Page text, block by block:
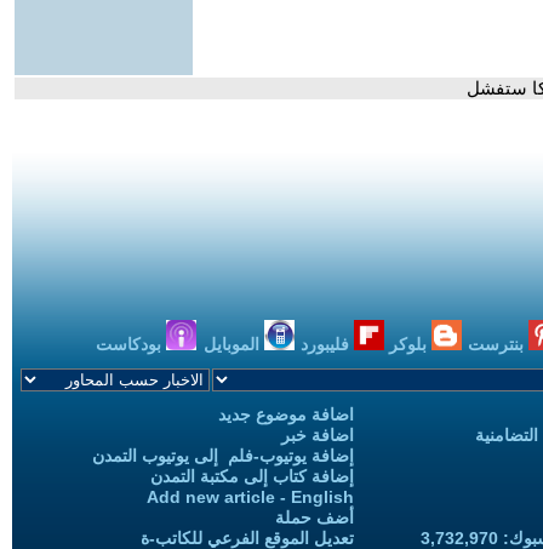
ستفشل
بنترست بلوكر فليبورد الموبايل بودكاست
اضافة موضوع جديد
اضافة خبر
إضافة يوتيوب-فلم إلى يوتيوب التمدن
إضافة كتاب إلى مكتبة التمدن
Add new article - English
أضف حملة
تعديل الموقع الفرعي للكاتب-ة